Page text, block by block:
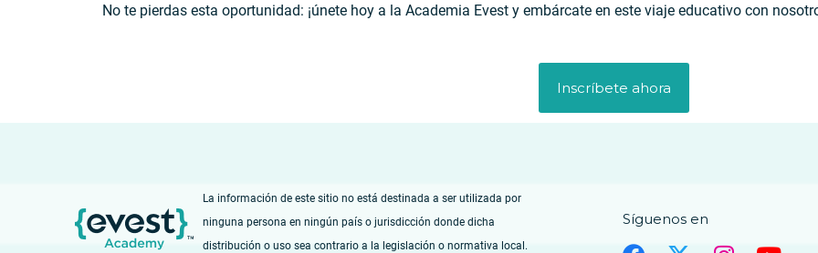
No te pierdas esta oportunidad: ¡únete hoy a la Academia Evest y embárcate en este viaje educativo con
Inscríbete ahora
La información de este sitio no está destinada a ser utilizada por
ninguna persona en ningún país o jurisdicción donde dicha
distribución o uso sea contrario a la legislación o normativa local.
Síguenos en